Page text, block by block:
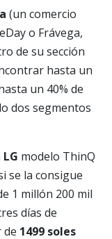
(un comercio
o Frávega,
de su sección
hasta un
un 40% de
dos segmentos
LG modelo ThinQ
se la consigue
1 millón 200 mil
días de
de 1499 soles